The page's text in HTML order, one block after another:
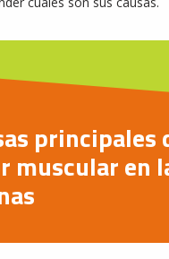
principales
muscular en